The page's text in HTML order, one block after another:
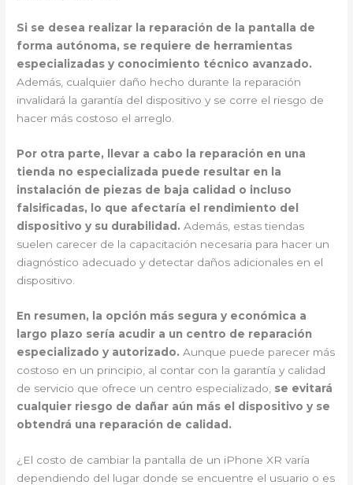
Si se desea realizar la reparación de la pantalla de
forma autónoma, se requiere de herramientas
especializadas y conocimiento técnico avanzado.
Además, cualquier daño hecho durante la reparación
invalidará la garantía del dispositivo y se corre el riesgo de
hacer más costoso el arreglo.
Por otra parte, llevar a cabo la reparación en una
tienda no especializada puede resultar en la
instalación de piezas de baja calidad o incluso
falsificadas, lo que afectaría el rendimiento del
dispositivo y su durabilidad. Además, estas tiendas
suelen carecer de la capacitación necesaria para hacer un
diagnóstico adecuado y detectar daños adicionales en el
dispositivo.
En resumen, la opción más segura y económica a
largo plazo sería acudir a un centro de reparación
especializado y autorizado. Aunque puede parecer más
costoso en un principio, al contar con la garantía y calidad
de servicio que ofrece un centro especializado, se evitará
cualquier riesgo de dañar aún más el dispositivo y se
obtendrá una reparación de calidad.
¿El costo de cambiar la pantalla de un iPhone XR varía
dependiendo del lugar donde se encuentre el usuario o es